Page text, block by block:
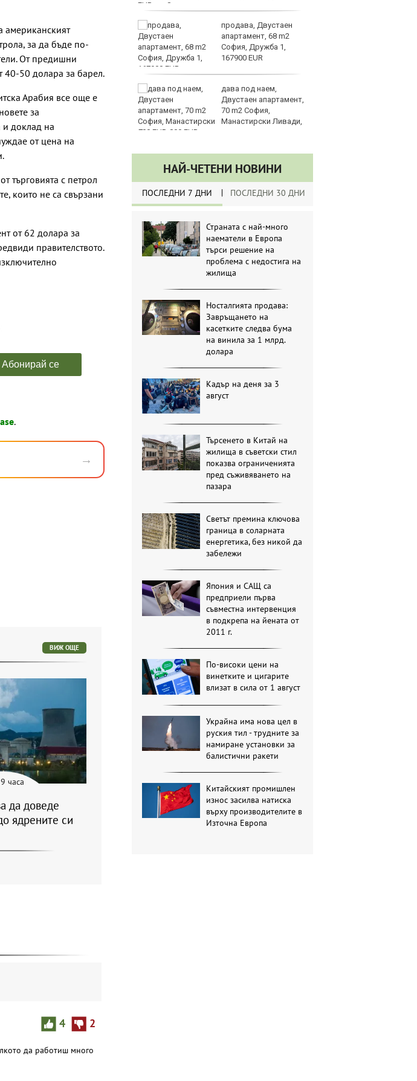
американският
за да бъде по-
От предишни
40-50 долара за барел.
Арабия все още е
за
и доклад на
от цена на
търговията с петрол
които не са свързани
от 62 долара за
правителството.
.
→
4295 долара за унция
победителите в
Спартакиадата на ВМС
EUR
продава, Двустаен
апартамент, 68 m2
София, Дружба 1,
167900 EUR
дава под наем,
Двустаен апартамент,
70 m2 София,
Манастирски Ливади,
800 EUR
НАЙ-ЧЕТЕНИ НОВИНИ
ПОСЛЕДНИ 7 ДНИ ПОСЛЕДНИ 30 ДНИ
Страната с най-много
наематели в Европа
търси решение на
проблема с недостига на
жилища
Носталгията продава:
Завръщането на
касетките следва бума
на винила за 1 млрд.
долара
Кадър на деня за 3
август
Търсенето в Китай на
жилища в съветски стил
показва ограниченията
пред съживяването на
пазара
Светът премина ключова
граница в соларната
енергетика, без никой да
забележи
Япония и САЩ са
предприели първа
съвместна интервенция
в подкрепа на йената от
2011 г.
По-високи цени на
винетките и цигарите
влизат в сила от 1 август
Украйна има нова цел в
руския тил - трудните за
намиране установки за
балистични ракети
Китайският промишлен
износ засилва натиска
върху производителите в
Източна Европа
ВИЖ ОЩЕ
часа
да доведе
ядрените си
4 2
да работиш много